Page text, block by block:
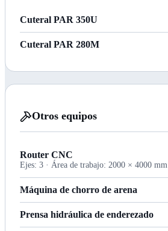
Cuteral PAR 350U
Cuteral PAR 280M
Otros equipos
Router CNC
Ejes: 3 · Área de trabajo: 2000 × 4000 mm
Máquina de chorro de arena
Prensa hidráulica de enderezado